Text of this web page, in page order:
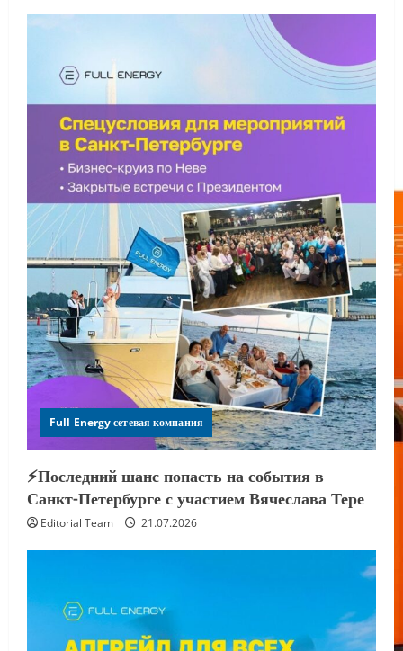
Full Energy сетевая компания
⚡️Последний шанс попасть на события в
Санкт-Петербурге с участием Вячеслава Тере
Editorial Team 21.07.2026